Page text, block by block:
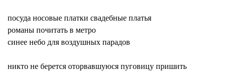
посуда носовые платки свадебные платья
романы почитать в метро
синее небо для воздушных парадов
никто не берется оторвавшуюся пуговицу пришить